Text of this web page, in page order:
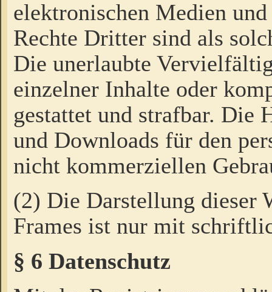
elektronischen Medien
Rechte Dritter sind als
Die unerlaubte
einzelner Inhalte oder
gestattet und strafbar. Die
und Downloads für den
nicht kommerziellen
(2) Die Darstellung dieser
Frames ist nur mit
§ 6 Datenschutz